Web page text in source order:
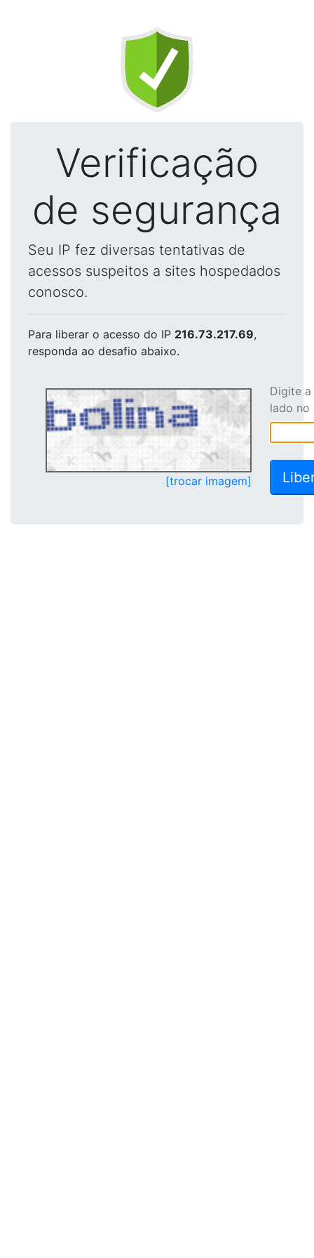
Verificação
de segurança
Seu IP fez diversas tentativas de
acessos suspeitos a sites hospedados
conosco.
Para liberar o acesso do IP 216.73.217.69,
responda ao desafio abaixo.
[trocar imagem]
Digite
lado no